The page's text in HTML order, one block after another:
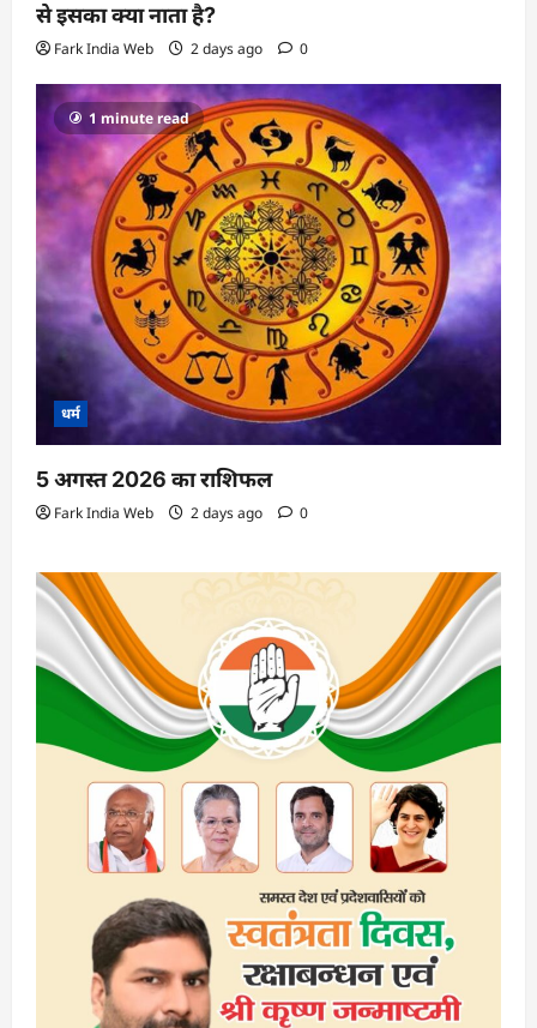
से इसका क्या नाता है?
Fark India Web 2 days ago 0
1 minute read
धर्म
5 अगस्त 2026 का राशिफल
Fark India Web 2 days ago 0